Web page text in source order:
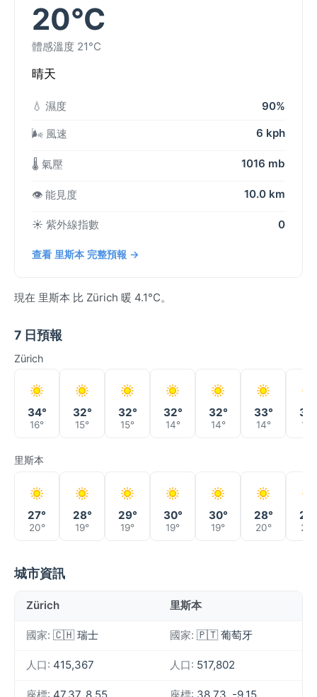
20°C
體感溫度 21°C
晴天
💧 濕度 90%
🌬️ 風速 6 kph
🌡️ 氣壓 1016 mb
👁️ 能見度 10.0 km
☀️ 紫外線指數 0
查看 里斯本 完整預報 →
現在 里斯本 比 Zürich 暖 4.1°C。
7 日預報
Zürich
34°
16°
32°
15°
32°
15°
32°
14°
32°
14°
33°
14° 16°
里斯本
27°
20°
28°
19°
29°
19°
30°
19°
30°
19°
28°
20°
27°
20°
城市資訊
Zürich 里斯本
國家: 🇨🇭 瑞士 國家: 🇵🇹 葡萄牙
人口: 415,367 人口: 517,802